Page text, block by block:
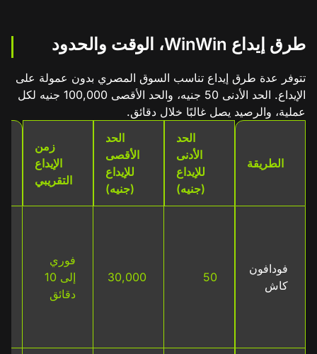
طرق إيداع WinWin، الوقت والحدود
تتوفر عدة طرق إيداع تناسب السوق المصري بدون عمولة على
الإيداع. الحد الأدنى 50 جنيه، والحد الأقصى 100,000 جنيه لكل
عملية، والرصيد يصل غالبًا خلال دقائق.
الطريقة
الحد
الأدنى
للإيداع
(جنيه)
الحد
الأقصى
للإيداع
(جنيه)
زمن
الإيداع
التقريبي
فودافون
كاش
50
30,000
فوري
إلى 10
دقائق